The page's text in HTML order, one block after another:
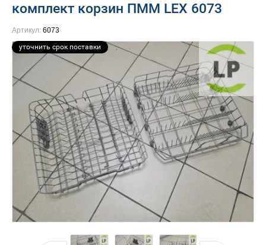
комплект корзин ПММ LEX 6073
Артикул: 6073
уточнить срок поставки